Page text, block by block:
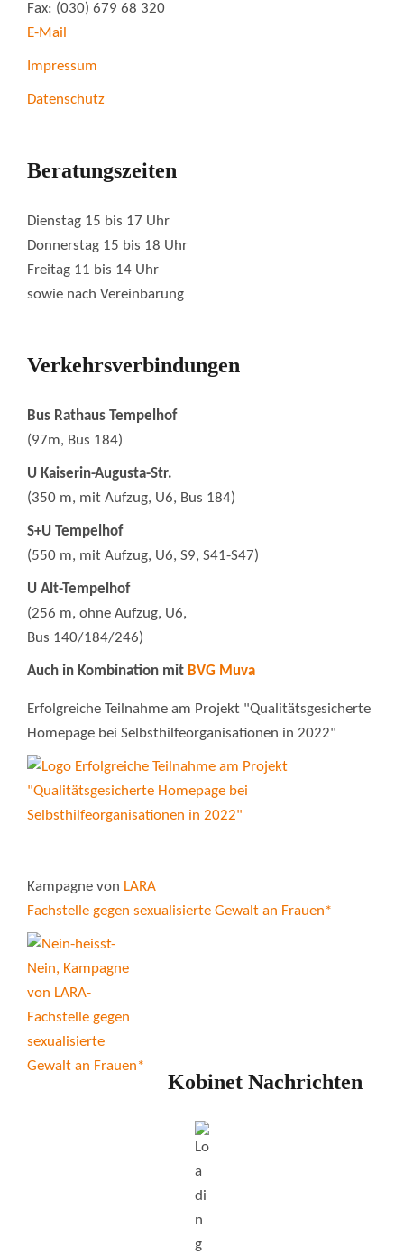
Fax: (030) 679 68 320
E-Mail
Impressum
Datenschutz
Beratungszeiten
Dienstag 15 bis 17 Uhr
Donnerstag 15 bis 18 Uhr
Freitag 11 bis 14 Uhr
sowie nach Vereinbarung
Verkehrsverbindungen
Bus Rathaus Tempelhof
(97m, Bus 184)
U Kaiserin-Augusta-Str.
(350 m, mit Aufzug, U6, Bus 184)
S+U Tempelhof
(550 m, mit Aufzug, U6, S9, S41-S47)
U Alt-Tempelhof
(256 m, ohne Aufzug, U6,
Bus 140/184/246)
Auch in Kombination mit BVG Muva
Erfolgreiche Teilnahme am Projekt "Qualitätsgesicherte
Homepage bei Selbsthilfeorganisationen in 2022"
Kampagne von LARA
Fachstelle gegen sexualisierte Gewalt an Frauen*
Kobinet Nachrichten